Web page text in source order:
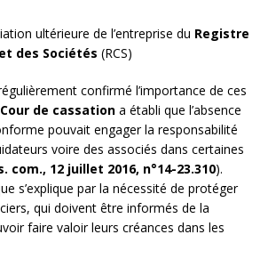
ultérieure de l’entreprise du Registre
des Sociétés (RCS)
confirmé l’importance de ces
Cour de cassation a établi que l’absence
pouvait engager la responsabilité
voire des associés dans certaines
com., 12 juillet 2016, n°14-23.310).
s’explique par la nécessité de protéger
qui doivent être informés de la
faire valoir leurs créances dans les